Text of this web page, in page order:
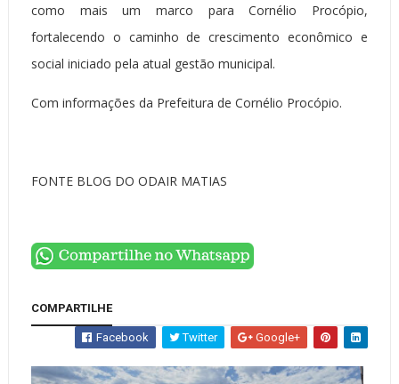
como mais um marco para Cornélio Procópio,
fortalecendo o caminho de crescimento econômico e
social iniciado pela atual gestão municipal.
Com informações da Prefeitura de Cornélio Procópio.
FONTE BLOG DO ODAIR MATIAS
COMPARTILHE
Facebook Twitter Google+